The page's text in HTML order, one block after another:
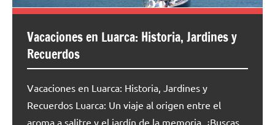
Vacaciones en Luarca: Historia, Jardines y
Recuerdos
Vacaciones en Luarca: Historia, Jardines y
Recuerdos Luarca: Un viaje al origen entre el
aroma a salitre y el jardín de la memoria ¿Buscas